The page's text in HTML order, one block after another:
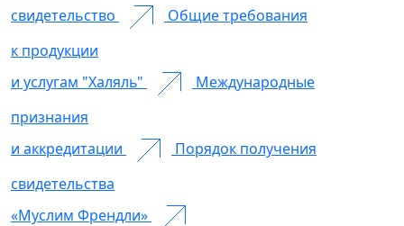
свидетельство
Общие требования
к продукции
и услугам "Халяль"
Международные
признания
и аккредитации
Порядок получения
свидетельства
«Муслим Френдли»